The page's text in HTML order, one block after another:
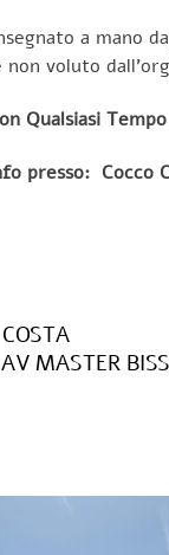
a mano
voluto
Qualsiasi Tempo
presso: Cocco
MASTER